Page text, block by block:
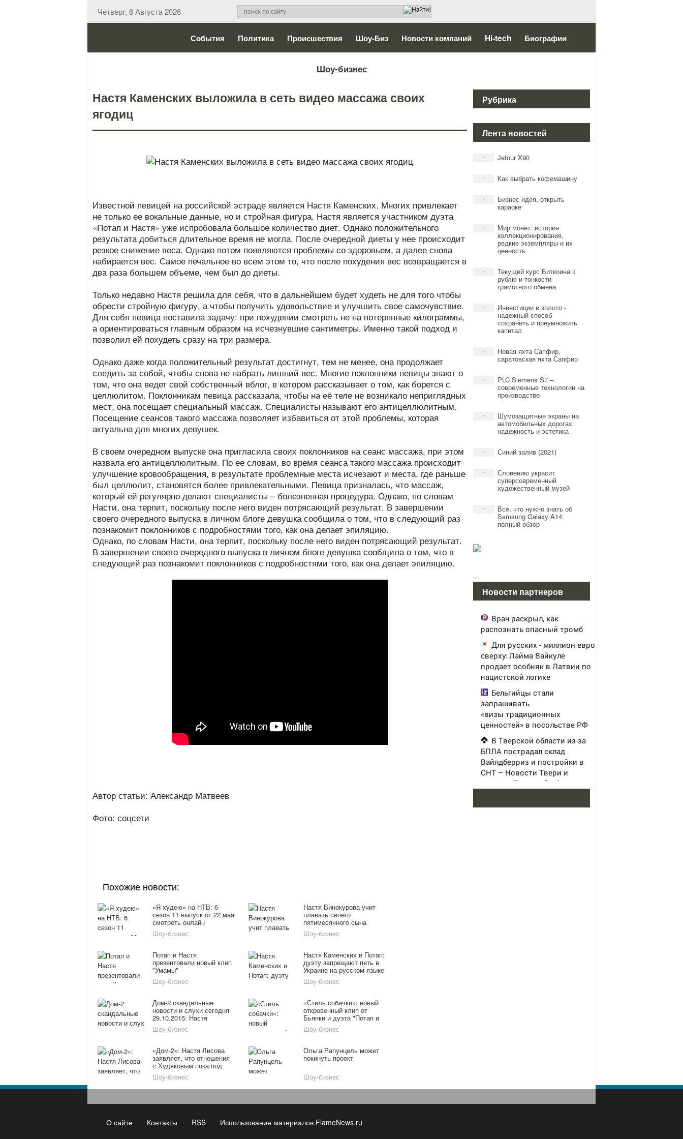
Четверг, 6 Августа 2026
События Политика Происшествия Шоу-Биз Новости компаний Hi-tech Биографии
Шоу-бизнес
Настя Каменских выложила в сеть видео массажа своих
ягодиц
Известной певицей на российской эстраде является Настя Каменских. Многих привлекает
не только ее вокальные данные, но и стройная фигура. Настя является участником дуэта
«Потап и Настя» уже испробовала большое количество диет. Однако положительного
результата добиться длительное время не могла. После очередной диеты у нее происходит
резкое снижение веса. Однако потом появляются проблемы со здоровьем, а далее снова
набирается вес. Самое печальное во всем этом то, что после похудения вес возвращается в
два раза большем объеме, чем был до диеты.
Только недавно Настя решила для себя, что в дальнейшем будет худеть не для того чтобы
обрести стройную фигуру, а чтобы получить удовольствие и улучшить свое самочувствие.
Для себя певица поставила задачу: при похудении смотреть не на потерянные килограммы,
а ориентироваться главным образом на исчезнувшие сантиметры. Именно такой подход и
позволил ей похудеть сразу на три размера.
Однако даже когда положительный результат достигнут, тем не менее, она продолжает
следить за собой, чтобы снова не набрать лишний вес. Многие поклонники певицы знают о
том, что она ведет свой собственный вблог, в котором рассказывает о том, как борется с
целлюлитом. Поклонникам певица рассказала, чтобы на её теле не возникало неприглядных
мест, она посещает специальный массаж. Специалисты называют его антицеллюлитным.
Посещение сеансов такого массажа позволяет избавиться от этой проблемы, которая
актуальна для многих девушек.
В своем очередном выпуске она пригласила своих поклонников на сеанс массажа, при этом
назвала его антицеллюлитным. По ее словам, во время сеанса такого массажа происходит
улучшение кровообращения, в результате проблемные места исчезают и места, где раньше
был целлюлит, становятся более привлекательными. Певица призналась, что массаж,
который ей регулярно делают специалисты – болезненная процедура. Однако, по словам
Насти, она терпит, поскольку после него виден потрясающий результат. В завершении
своего очередного выпуска в личном блоге девушка сообщила о том, что в следующий раз
познакомит поклонников с подробностями того, как она делает эпиляцию.
Однако, по словам Насти, она терпит, поскольку после него виден потрясающий результат.
В завершении своего очередного выпуска в личном блоге девушка сообщила о том, что в
следующий раз познакомит поклонников с подробностями того, как она делает эпиляцию.
Автор статьи: Александр Матвеев
Фото: соцсети
Похожие новости:
«Я худею» на НТВ: 6
сезон 11 выпуск от 22 мая
смотреть онлайн
Шоу-бизнес
Настя Винокурова учит
плавать своего
пятимесячного сына
Шоу-бизнес
Потап и Настя
презентовали новый клип
"Умамы"
Шоу-бизнес
Настя Каменских и Потап:
дуэту запрещают петь в
Украине на русском языке
Шоу-бизнес
Дом-2 скандальные
новости и слухи сегодня
29.10.2015: Настя
Киушкина
прокомментировала
Виктория Боня волнуется
из-за нового увлечения
дочери
Шоу-бизнес
«Стиль собачки»: новый
откровенный клип от
Бьянки и дуэта "Потап и
Настя"
Шоу-бизнес
«Дом-2»: Настя Лисова
заявляет, что отношения
с Худяковым пока под
вопросом
Шоу-бизнес
Ольга Рапунцель может
покинуть проект
Шоу-бизнес
Рубрика
Лента новостей
* Jetour X90
* Как выбрать кофемашину
* Бизнес идея, открыть
караоке
* Мир монет: история
коллекционирования,
редкие экземпляры и их
ценность
* Текущий курс Биткоина к
рублю и тонкости
грамотного обмена
* Инвестиции в золото -
надежный способ
сохранить и преумножить
капитал
* Новая яхта Сапфир,
саратовская яхта Сапфир
* PLC Siemens S7 –
современные технологии на
производстве
* Шумозащитные экраны на
автомобильных дорогах:
надежность и эстетика
* Синий залив (2021)
* Словению украсит
суперсовременный
художественный музей
* Всё, что нужно знать об
Samsung Galaxy A14:
полный обзор
---
Новости партнеров
Врач раскрыл, как
распознать опасный тромб
Для русских - миллион евро
сверху: Лайма Вайкуле
продает особняк в Латвии по
нацистской логике
Бельгийцы стали
запрашивать
«визы традиционных
ценностей» в посольстве РФ
В Тверской области из-за
БПЛА пострадал склад
Вайлдберриз и постройки в
СНТ – Новости Твери и
городов Тверской области
О сайте Контакты RSS Использование материалов FlameNews.ru